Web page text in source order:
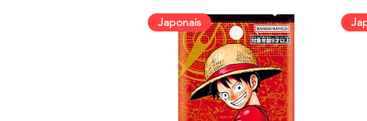
Japonais